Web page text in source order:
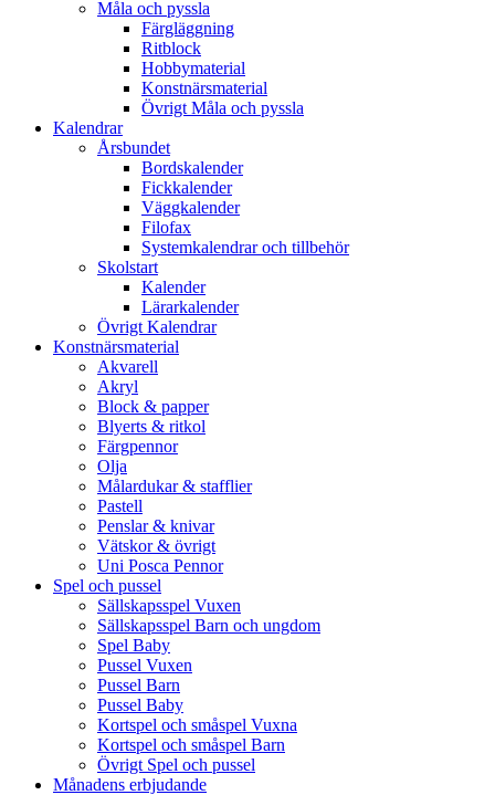
Måla och pyssla
Färgläggning
Ritblock
Hobbymaterial
Konstnärsmaterial
Övrigt Måla och pyssla
Kalendrar
Årsbundet
Bordskalender
Fickkalender
Väggkalender
Filofax
Systemkalendrar och tillbehör
Skolstart
Kalender
Lärarkalender
Övrigt Kalendrar
Konstnärsmaterial
Akvarell
Akryl
Block & papper
Blyerts & ritkol
Färgpennor
Olja
Målardukar & stafflier
Pastell
Penslar & knivar
Vätskor & övrigt
Uni Posca Pennor
Spel och pussel
Sällskapsspel Vuxen
Sällskapsspel Barn och ungdom
Spel Baby
Pussel Vuxen
Pussel Barn
Pussel Baby
Kortspel och småspel Vuxna
Kortspel och småspel Barn
Övrigt Spel och pussel
Månadens erbjudande